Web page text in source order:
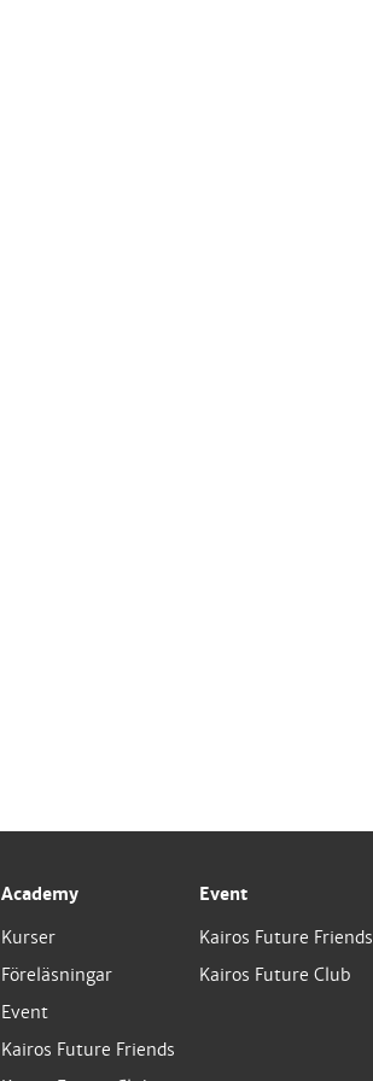
Academy
Kurser
Föreläsningar
Event
Kairos Future Friends
Event
Kairos Future Friends
Kairos Future Club